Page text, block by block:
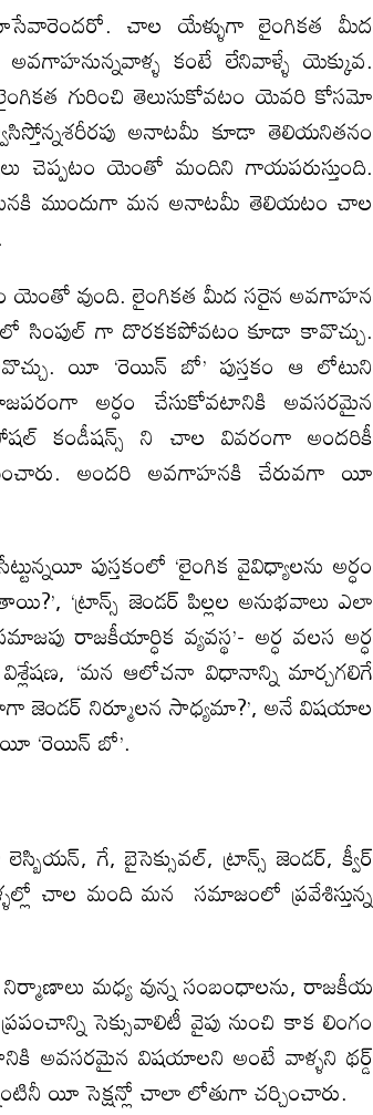
చాల యేళ్ళుగా లైంగికత మీద
కంటే లేనివాళ్ళే యెక్కువ.
గురించి తెలుసుకోవటం యెవరి కోసమో
అనాటమీ కూడా తెలియనితనం
చెప్పటం యెంతో మందిని గాయపరుస్తుంది.
మనకి ముందుగా మన అనాటమీ తెలియటం చాల
యెంతో వుంది. లైంగికత మీద సరైన అవగాహన
గా దొరకకపోవటం కూడా కావొచ్చు.
యీ ‘రెయిన్ బో’ పుస్తకం ఆ లోటుని
అర్ధం చేసుకోవటానికి అవసరమైన
కండీషన్స్ ని చాల వివరంగా అందరికీ
అందరి అవగాహనకి చేరువగా యీ
పుస్తకంలో ‘లైంగిక వైవిధ్యాలను అర్ధం
‘ట్రాన్స్ జెండర్ పిల్లల అనుభవాలు ఎలా
రాజకీయార్ధిక వ్యవస్థ’- అర్ధ వలస అర్ధ
విశ్లేషణ, ‘మన ఆలోచనా విధానాన్ని మార్చగలిగే
లాగా జెండర్ నిర్మూలన సాధ్యమా?’, అనే విషయాల
‘రెయిన్ బో’.
గే, బైసెక్సువల్, ట్రాన్స్ జెండర్, క్వీర్
చాల మంది మన సమాజంలో ప్రవేశిస్తున్న
మధ్య వున్న సంబంధాలను, రాజకీయ
సెక్సువాలిటీ వైపు నుంచి కాక లింగం
అవసరమైన విషయాలని అంటే వాళ్ళని థర్డ్
యీ సెక్షన్లో చాలా లోతుగా చర్చించారు.